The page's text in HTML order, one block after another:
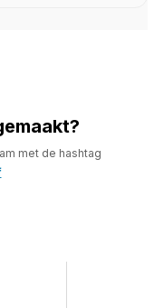
met de hashtag